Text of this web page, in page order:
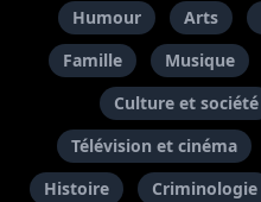
Humour Arts
Famille
Musique
Culture et société
Télévision et cinéma
Histoire
Criminologie